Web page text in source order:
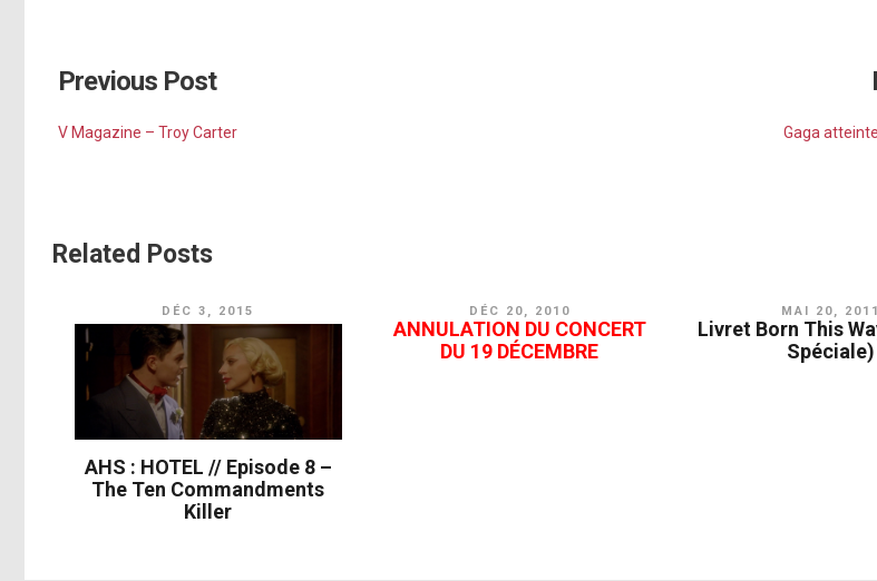
Previous Post
V Magazine – Troy Carter Gaga
Related Posts
DÉC 3, 2015
AHS : HOTEL // Episode 8 –
The Ten Commandments
Killer
DÉC 20, 2010
ANNULATION DU CONCERT
DU 19 DÉCEMBRE
MAI 20, 2011
Livret Born This
Spéciale)